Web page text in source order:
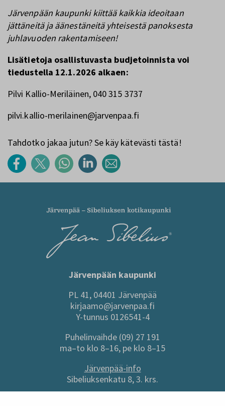
Järvenpään kaupunki kiittää kaikkia ideoitaan
jättäneitä ja äänestäneitä yhteisestä panoksesta
juhlavuoden rakentamiseen!
Lisätietoja osallistuvasta budjetoinnista voi
tiedustella 12.1.2026 alkaen:
Pilvi Kallio-Meriläinen, 040 315 3737
pilvi.kallio-merilainen@jarvenpaa.fi
Tahdotko jakaa jutun? Se käy kätevästi tästä!
Järvenpään kaupunki
PL 41, 04401 Järvenpää
kirjaamo@jarvenpaa.fi
Y-tunnus 0126541-4
Puhelinvaihde (09) 27 191
ma–to klo 8–16, pe klo 8–15
Järvenpää-info
Sibeliuksenkatu 8, 3. krs.